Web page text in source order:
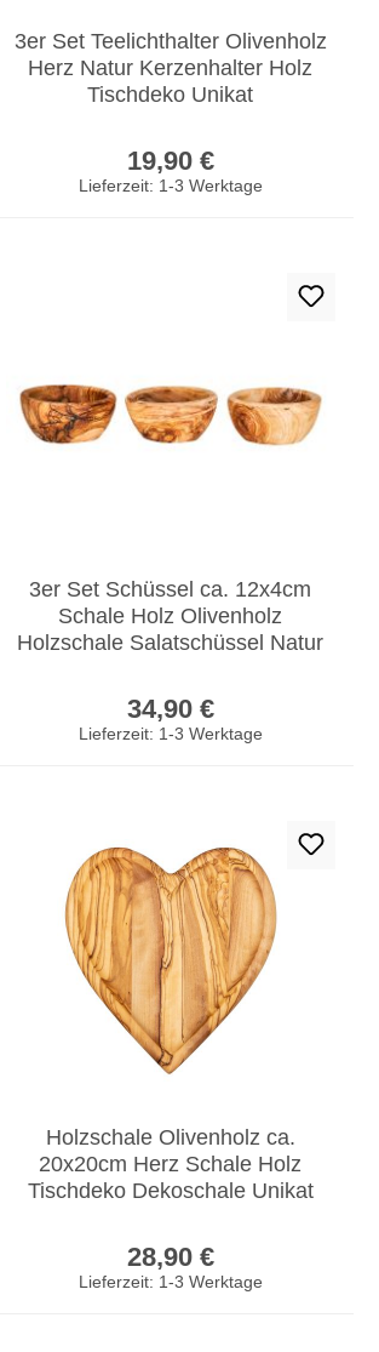
3er Set Teelichthalter Olivenholz
Herz Natur Kerzenhalter Holz
Tischdeko Unikat
19,90 €
Lieferzeit: 1-3 Werktage
3er Set Schüssel ca. 12x4cm
Schale Holz Olivenholz
Holzschale Salatschüssel Natur
34,90 €
Lieferzeit: 1-3 Werktage
Holzschale Olivenholz ca.
20x20cm Herz Schale Holz
Tischdeko Dekoschale Unikat
28,90 €
Lieferzeit: 1-3 Werktage